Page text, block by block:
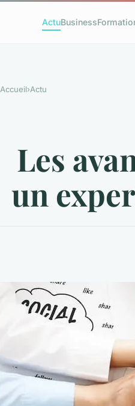
ActuBusiness
Accueil›Actu
Les
un